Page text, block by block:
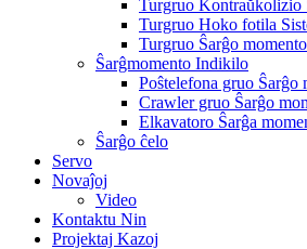
Turgruo Kontraŭkolizio
Turgruo Hoko fotila
Turgruo Ŝarĝo
Ŝarĝmomento Indikilo
Poŝtelefona gruo
Crawler gruo Ŝarĝo
Elkavatoro Ŝarĝa
Ŝarĝo ĉelo
Servo
Novaĵoj
Video
Kontaktu Nin
Projektaj Kazoj